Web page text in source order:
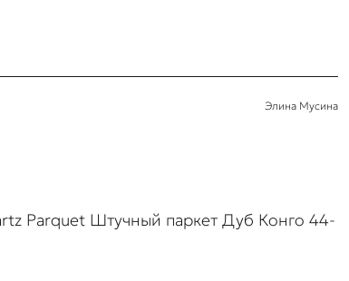
Элина Мусина
Parquet Штучный паркет Дуб Конго 44-